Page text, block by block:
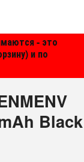
- это
и по
Black